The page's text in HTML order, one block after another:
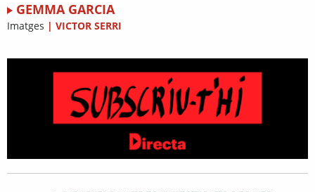
GEMMA GARCIA
Imatges | VICTOR SERRI